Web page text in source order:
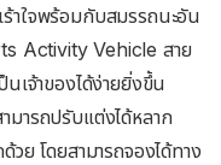
ใจพร้อมกับสมรรถนะอัน
Activity Vehicle สาย
เจ้าของได้ง่ายยิ่งขึ้น
มารถปรับแต่งได้หลาก
ย โดยสามารถจองได้ทาง